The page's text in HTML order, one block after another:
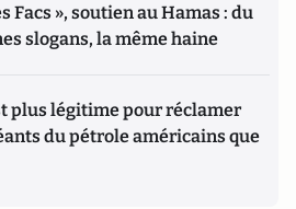
Facs », soutien au Hamas : du
slogans, la même haine
plus légitime pour réclamer
du pétrole américains que